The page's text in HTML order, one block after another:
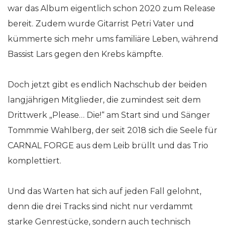
war das Album eigentlich schon 2020 zum Release
bereit. Zudem wurde Gitarrist Petri Vater und
kümmerte sich mehr ums familiäre Leben, während
Bassist Lars gegen den Krebs kämpfte.
Doch jetzt gibt es endlich Nachschub der beiden
langjährigen Mitglieder, die zumindest seit dem
Drittwerk „Please… Die!“ am Start sind und Sänger
Tommmie Wahlberg, der seit 2018 sich die Seele für
CARNAL FORGE aus dem Leib brüllt und das Trio
komplettiert.
Und das Warten hat sich auf jeden Fall gelohnt,
denn die drei Tracks sind nicht nur verdammt
starke Genrestücke, sondern auch technisch